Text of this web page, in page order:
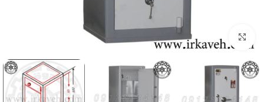
برای بزرگنمایی کلیک کنید